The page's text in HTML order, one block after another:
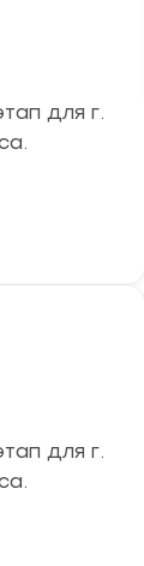
для г.
для г.